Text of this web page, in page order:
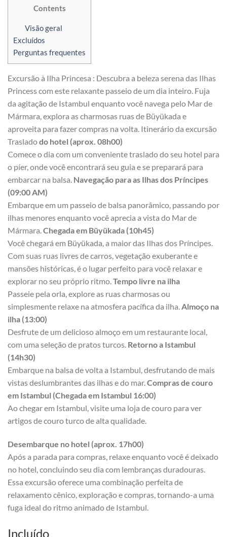
Contents
Visão geral
Excluídos
Perguntas frequentes
Excursão à Ilha Princesa : Descubra a beleza serena das Ilhas
Princess com este relaxante passeio de um dia inteiro. Fuja
da agitação de Istambul enquanto você navega pelo Mar de
Mármara, explora as charmosas ruas de Büyükada e
aproveita para fazer compras na volta. Itinerário da excursão
Trasladodo hotel (aprox. 08h00)
Comece o dia com um conveniente traslado do seu hotel para
o píer, onde você encontrará seu guia e se preparará para
embarcar na balsa. Navegação para as Ilhas dos Príncipes
(09:00 AM)
Embarque em um passeio de balsa panorâmico, passando por
ilhas menores enquanto você aprecia a vista do Mar de
Mármara. Chegada em Büyükada (10h45)
Você chegará em Büyükada, a maior das Ilhas dos Príncipes.
Com suas ruas livres de carros, vegetação exuberante e
mansões históricas, é o lugar perfeito para você relaxar e
explorar no seu próprio ritmo. Tempo livre na ilha
Passeie pela orla, explore as ruas charmosas ou
simplesmente relaxe na atmosfera pacífica da ilha. Almoço na
ilha (13:00)
Desfrute de um delicioso almoço em um restaurante local,
com uma seleção de pratos turcos. Retorno a Istambul
(14h30)
Embarque na balsa de volta a Istambul, desfrutando de mais
vistas deslumbrantes das ilhas e do mar. Compras de couro
em Istambul (Chegada em Istambul 16:00)
Ao chegar em Istambul, visite uma loja de couro para ver
artigos de couro turco de alta qualidade.
Desembarque no hotel (aprox. 17h00)
Após a parada para compras, relaxe enquanto você é deixado
no hotel, concluindo seu dia com lembranças duradouras.
Essa excursão oferece uma combinação perfeita de
relaxamento cênico, exploração e compras, tornando-a uma
fuga ideal do ritmo animado de Istambul.
Incluído